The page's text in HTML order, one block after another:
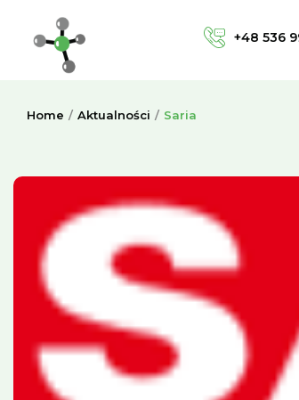
+48 536
Home Aktualności Saria